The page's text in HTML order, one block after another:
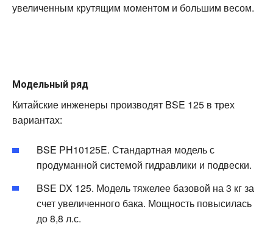
увеличенным крутящим моментом и большим весом.
Модельный ряд
Китайские инженеры производят BSE 125 в трех
вариантах:
BSE PH10125E. Стандартная модель с
продуманной системой гидравлики и подвески.
BSE DX 125. Модель тяжелее базовой на 3 кг за
счет увеличенного бака. Мощность повысилась
до 8,8 л.с.